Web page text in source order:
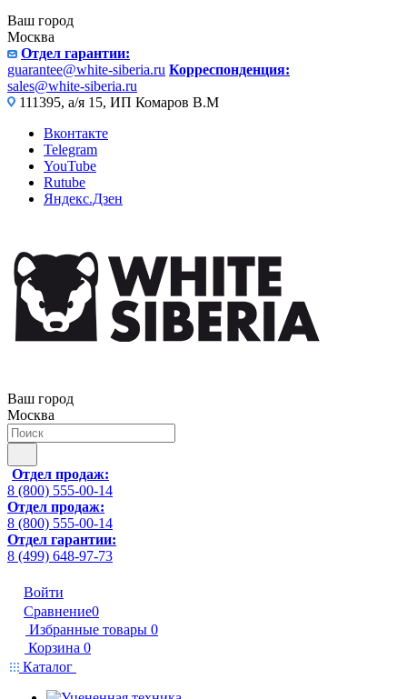
Ваш город
Москва
Отдел гарантии:
guarantee@white-siberia.ru Корреспонденция:
sales@white-siberia.ru
111395, а/я 15, ИП Комаров В.М
Вконтакте
Telegram
YouTube
Rutube
Яндекс.Дзен
Ваш город
Москва
Отдел продаж:
8 (800) 555-00-14
Отдел продаж:
8 (800) 555-00-14
Отдел гарантии:
8 (499) 648-97-73
Войти
Сравнение0
Избранные товары 0
Корзина 0
Каталог